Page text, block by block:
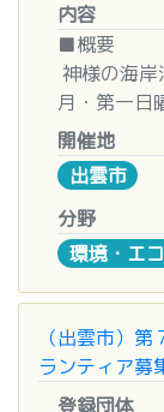
了承くださ
なって食品
てご家庭に
なお、参加
れます。当
た、熱・頭
者の方は参
皆様方のご
※上履き・
■期日・会場
内容
■概要
神様の海
月・第一日
一人でも多
参加くださ
☆お子様の
いの元、ご
■次回日程
2026年6月
時間
（原則毎月
ては
開催地
出雲市
分野
環境・エ
（出雲市）
ランティア募
登録団体